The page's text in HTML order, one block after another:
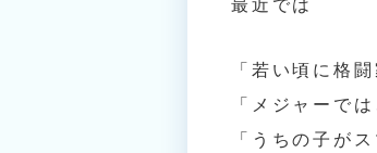
最近では
「若い頃に格
「メジャーで
「うちの子が